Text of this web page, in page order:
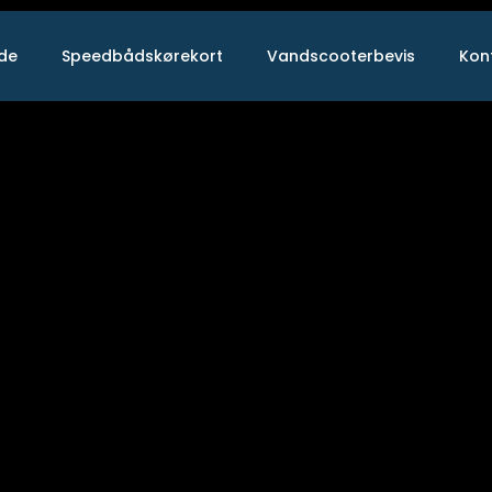
Speedbådskørekort Vandscooterbevis